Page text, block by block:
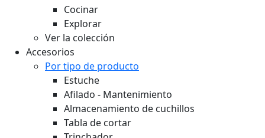
Cocinar
Explorar
Ver la colección
Accesorios
Por tipo de producto
Estuche
Afilado - Mantenimiento
Almacenamiento de cuchillos
Tabla de cortar